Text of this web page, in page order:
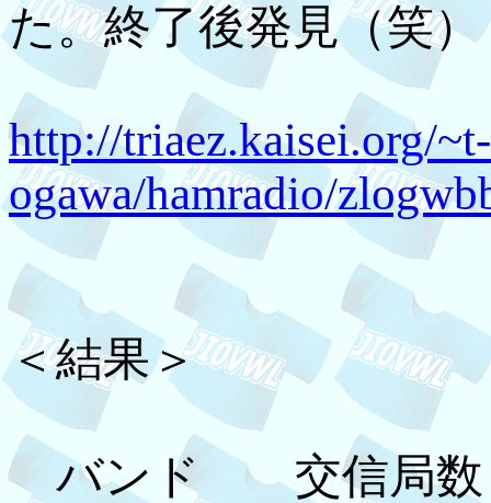
た。終了後発見（笑）
http://triaez.kaisei.org/~t-
ogawa/hamradio/
＜結果＞
バンド 交信局